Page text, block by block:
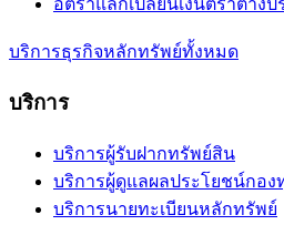
บริการธุรกิจหลักทรัพย์ทั้งหมด
บริการ
บริการผู้รับฝากทรัพย์สิน
บริการผู้ดูแลผลประโยชน์กอง
บริการนายทะเบียนหลักทรัพย์